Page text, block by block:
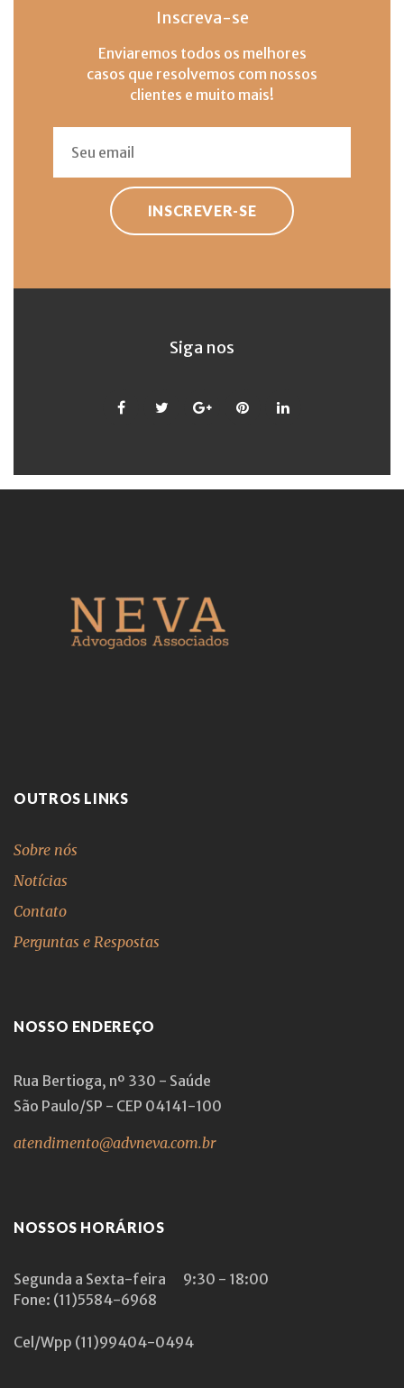
Inscreva-se
Enviaremos todos os melhores
casos que resolvemos com nossos
clientes e muito mais!
INSCREVER-SE
Siga nos
OUTROS LINKS
Sobre nós
Notícias
Contato
Perguntas e Respostas
NOSSO ENDEREÇO
Rua Bertioga, nº 330 - Saúde
São Paulo/SP - CEP 04141-100
atendimento@advneva.com.br
NOSSOS HORÁRIOS
Segunda a Sexta-feira
9:30 - 18:00
Fone: (11)5584-6968
Cel/Wpp (11)99404-0494